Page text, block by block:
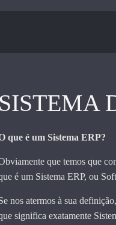
SISTEMA
que é um Sistema ERP?
que temos que
é um Sistema ERP, ou
nos atermos à sua
significa exatamente